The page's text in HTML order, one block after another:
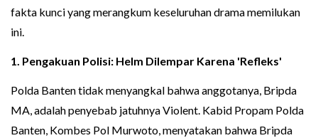
fakta kunci yang merangkum keseluruhan drama memilukan
ini.
1. Pengakuan Polisi: Helm Dilempar Karena 'Refleks'
Polda Banten tidak menyangkal bahwa anggotanya, Bripda
MA, adalah penyebab jatuhnya Violent. Kabid Propam Polda
Banten, Kombes Pol Murwoto, menyatakan bahwa Bripda